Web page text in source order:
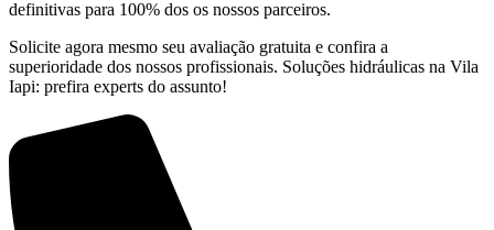
definitivas para 100% dos os nossos parceiros.
Solicite agora mesmo seu avaliação gratuita e confira a
superioridade dos nossos profissionais. Soluções hidráulicas na Vila
Iapi: prefira experts do assunto!